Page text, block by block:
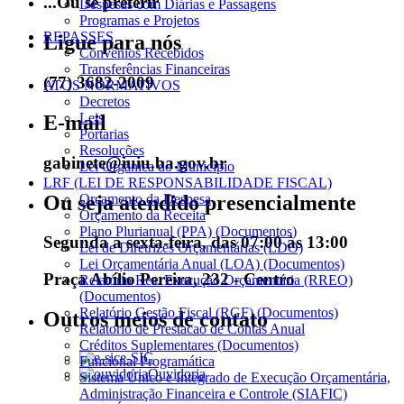
Ligue para nós
(77) 3682-2009
E-mail
gabinete@iuiu.ba.gov.br
Ou seja atendido presencialmente
Segunda a sexta-feira, das 07:00 às 13:00
Praça Abílio Pereira, 232 - Centro
Outros meios de contato
e-SIC
Ouvidoria
Despesas com Diárias e Passagens
Programas e Projetos
REPASSES
Convênios Recebidos
Transferências Financeiras
ATOS NORMATIVOS
Decretos
Leis
Portarias
Resoluções
Lei Orgânica do Município
LRF (LEI DE RESPONSABILIDADE FISCAL)
Orçamento da Despesa
Orçamento da Receita
Plano Plurianual (PPA) (Documentos)
Lei de Diretrizes Orçamentárias (LDO)
Lei Orçamentária Anual (LOA) (Documentos)
Relatório Res. Execução Orçamentária (RREO)
(Documentos)
Relatório Gestão Fiscal (RGF) (Documentos)
Relatorio de Prestacao de Contas Anual
Créditos Suplementares (Documentos)
Funcional Programática
Sistema Único e Integrado de Execução Orçamentária,
Administração Financeira e Controle (SIAFIC)